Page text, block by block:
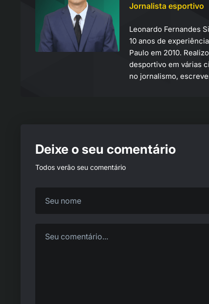
Jornalista esportivo
Leonardo Fernandes
10 anos de
Paulo em 2010.
desportivo em várias
no jornalismo,
Deixe o seu comentário
Todos verão seu comentário